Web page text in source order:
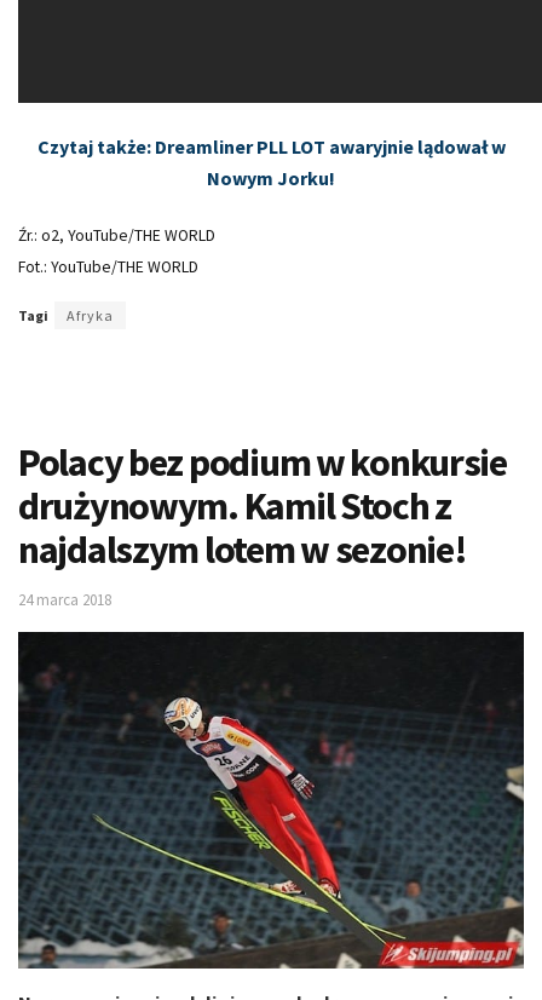
Czytaj także: Dreamliner PLL LOT awaryjnie lądował w
Nowym Jorku!
Źr.: o2, YouTube/THE WORLD
Fot.: YouTube/THE WORLD
Tagi Afryka
Polacy bez podium w konkursie
drużynowym. Kamil Stoch z
najdalszym lotem w sezonie!
24 marca 2018